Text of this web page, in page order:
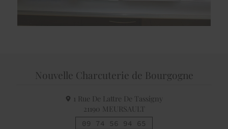
Nouvelle Charcuterie de Bourgogne
1 Rue De Lattre De Tassigny
21190 MEURSAULT
09 74 56 94 65